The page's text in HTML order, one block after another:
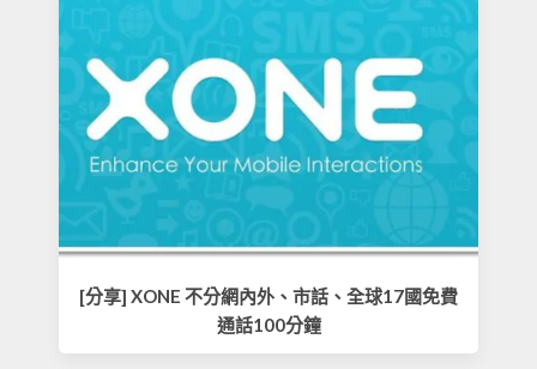
[分享] XONE 不分網內外、市話、全球17國免費
通話100分鐘